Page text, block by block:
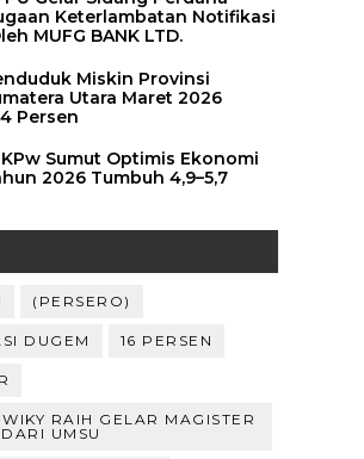
Keterlambatan Notifikasi
MUFG BANK LTD.
Miskin Provinsi
Utara Maret 2026
Persen
KPw Sumut Optimis Ekonomi
2026 Tumbuh 4,9–5,7
(PERSERO)
DUGEM 16 PERSEN
RAIH GELAR MAGISTER
UMSU